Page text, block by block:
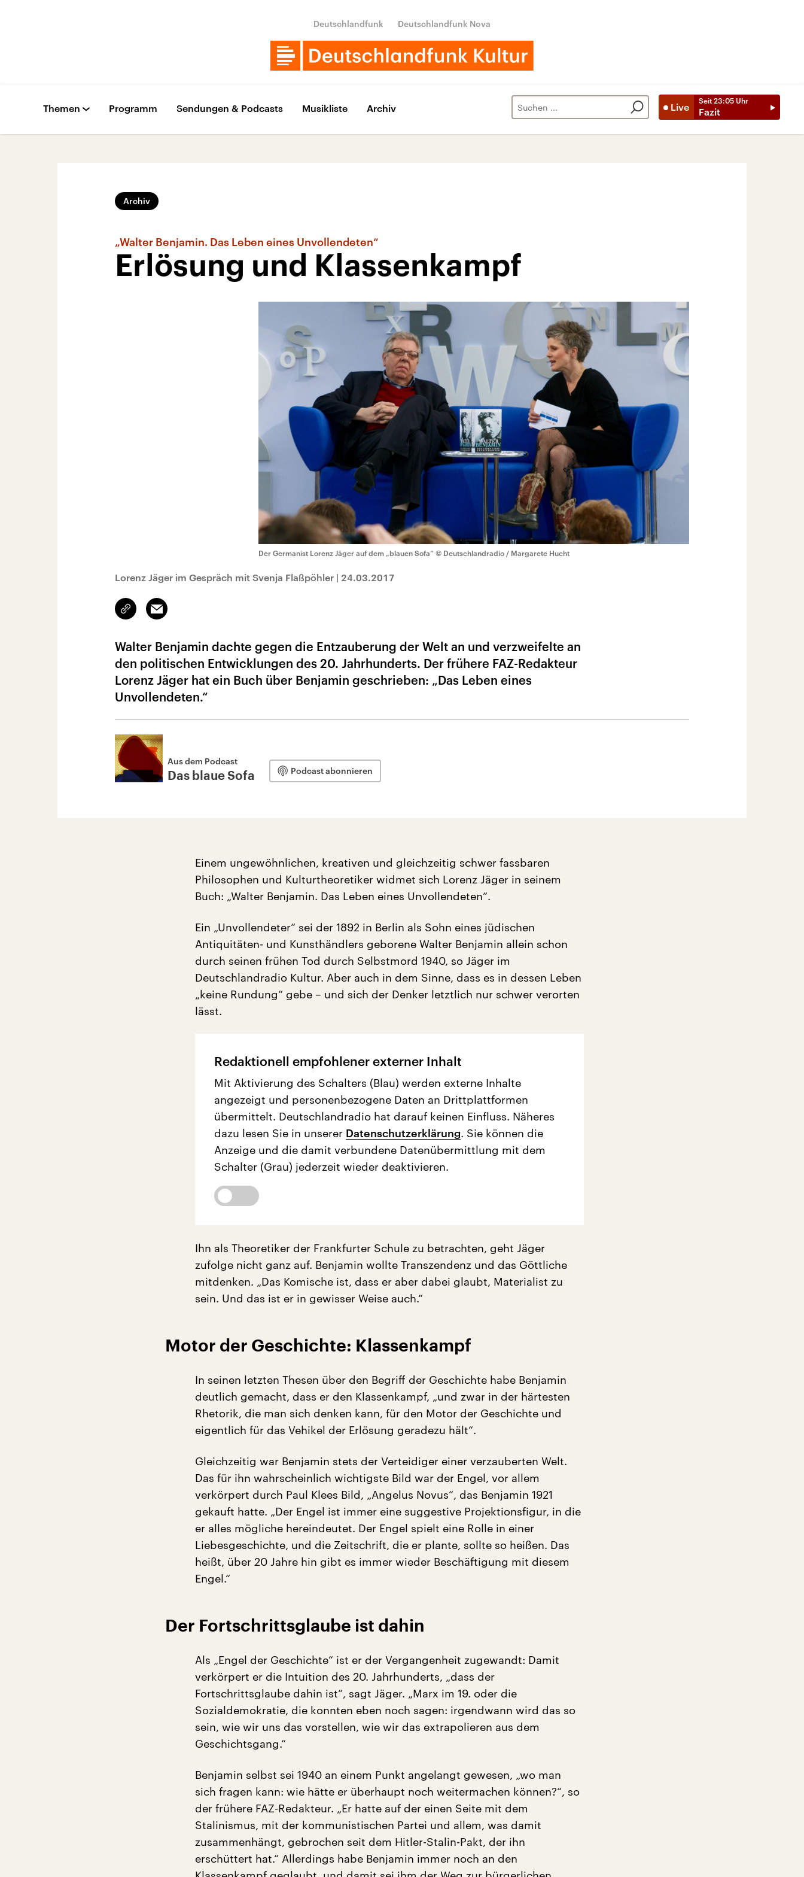
Deutschlandfunk Deutschlandfunk Nova
Live
Seit 23:05 Uhr
Fazit
Themen Programm Sendungen & Podcasts Musikliste Archiv
Archiv
„Walter Benjamin. Das Leben eines Unvollendeten“
Erlösung und Klassenkampf
Der Germanist Lorenz Jäger auf dem „blauen Sofa“ © Deutschlandradio / Margarete Hucht
Lorenz Jäger im Gespräch mit Svenja Flaßpöhler | 24.03.2017
Link
kopieren/teilen
Email
Walter Benjamin dachte gegen die Entzauberung der Welt an und verzweifelte an
den politischen Entwicklungen des 20. Jahrhunderts. Der frühere FAZ-Redakteur
Lorenz Jäger hat ein Buch über Benjamin geschrieben: „Das Leben eines
Unvollendeten.“
Aus dem Podcast
Das blaue Sofa Podcast abonnieren
Einem ungewöhnlichen, kreativen und gleichzeitig schwer fassbaren
Philosophen und Kulturtheoretiker widmet sich Lorenz Jäger in seinem
Buch: „Walter Benjamin. Das Leben eines Unvollendeten“.
Ein „Unvollendeter“ sei der 1892 in Berlin als Sohn eines jüdischen
Antiquitäten- und Kunsthändlers geborene Walter Benjamin allein schon
durch seinen frühen Tod durch Selbstmord 1940, so Jäger im
Deutschlandradio Kultur. Aber auch in dem Sinne, dass es in dessen Leben
„keine Rundung“ gebe – und sich der Denker letztlich nur schwer verorten
lässt.
Redaktionell empfohlener externer Inhalt
Mit Aktivierung des Schalters (Blau) werden externe Inhalte
angezeigt und personenbezogene Daten an Drittplattformen
übermittelt. Deutschlandradio hat darauf keinen Einfluss. Näheres
dazu lesen Sie in unserer Datenschutzerklärung. Sie können die
Anzeige und die damit verbundene Datenübermittlung mit dem
Schalter (Grau) jederzeit wieder deaktivieren.
Ihn als Theoretiker der Frankfurter Schule zu betrachten, geht Jäger
zufolge nicht ganz auf. Benjamin wollte Transzendenz und das Göttliche
mitdenken. „Das Komische ist, dass er aber dabei glaubt, Materialist zu
sein. Und das ist er in gewisser Weise auch.“
Motor der Geschichte: Klassenkampf
In seinen letzten Thesen über den Begriff der Geschichte habe Benjamin
deutlich gemacht, dass er den Klassenkampf, „und zwar in der härtesten
Rhetorik, die man sich denken kann, für den Motor der Geschichte und
eigentlich für das Vehikel der Erlösung geradezu hält“.
Gleichzeitig war Benjamin stets der Verteidiger einer verzauberten Welt.
Das für ihn wahrscheinlich wichtigste Bild war der Engel, vor allem
verkörpert durch Paul Klees Bild, „Angelus Novus“, das Benjamin 1921
gekauft hatte. „Der Engel ist immer eine suggestive Projektionsfigur, in die
er alles mögliche hereindeutet. Der Engel spielt eine Rolle in einer
Liebesgeschichte, und die Zeitschrift, die er plante, sollte so heißen. Das
heißt, über 20 Jahre hin gibt es immer wieder Beschäftigung mit diesem
Engel.“
Der Fortschrittsglaube ist dahin
Als „Engel der Geschichte“ ist er der Vergangenheit zugewandt: Damit
verkörpert er die Intuition des 20. Jahrhunderts, „dass der
Fortschrittsglaube dahin ist“, sagt Jäger. „Marx im 19. oder die
Sozialdemokratie, die konnten eben noch sagen: irgendwann wird das so
sein, wie wir uns das vorstellen, wie wir das extrapolieren aus dem
Geschichtsgang.“
Benjamin selbst sei 1940 an einem Punkt angelangt gewesen, „wo man
sich fragen kann: wie hätte er überhaupt noch weitermachen können?“, so
der frühere FAZ-Redakteur. „Er hatte auf der einen Seite mit dem
Stalinismus, mit der kommunistischen Partei und allem, was damit
zusammenhängt, gebrochen seit dem Hitler-Stalin-Pakt, der ihn
erschüttert hat.“ Allerdings habe Benjamin immer noch an den